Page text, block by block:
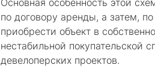
Основная особенность этой
по договору аренды, а затем,
приобрести объект в
нестабильной покупательской
девелоперских проектов.